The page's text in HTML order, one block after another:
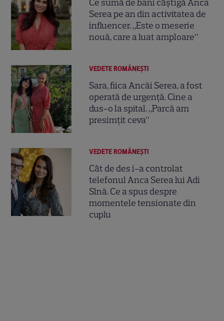
Ce sumă de bani câștigă Anca
Serea pe an din activitatea de
influencer. „Este o meserie
nouă, care a luat amploare”
VEDETE ROMÂNEŞTI
Sara, fiica Ancăi Serea, a fost
operată de urgență. Cine a
dus-o la spital. „Parcă am
presimțit ceva”
VEDETE ROMÂNEŞTI
Cât de des i-a controlat
telefonul Anca Serea lui Adi
Sînă. Ce a spus despre
momentele tensionate din
cuplu